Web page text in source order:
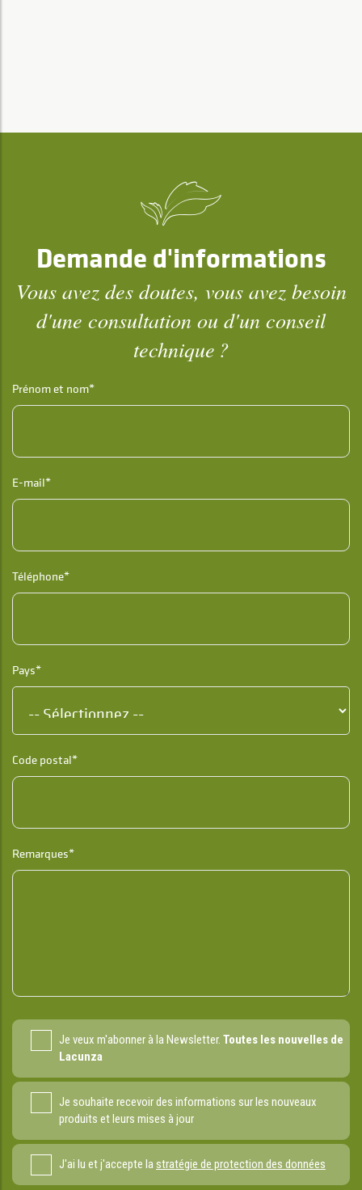
Demande d'informations
Vous avez des doutes, vous avez besoin
d'une consultation ou d'un conseil
technique ?
Prénom et nom*
E-mail*
Téléphone*
Pays*
Code postal*
Remarques*
Je veux m'abonner à la Newsletter. Toutes les nouvelles de
Lacunza
Je souhaite recevoir des informations sur les nouveaux
produits et leurs mises à jour
J'ai lu et j'accepte lastratégie de protection des données